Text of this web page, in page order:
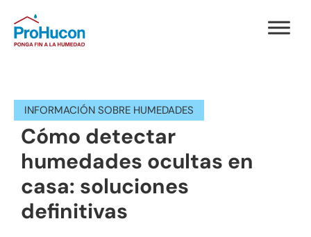
INFORMACIÓN SOBRE HUMEDADES
Cómo detectar
humedades ocultas en
casa: soluciones
definitivas